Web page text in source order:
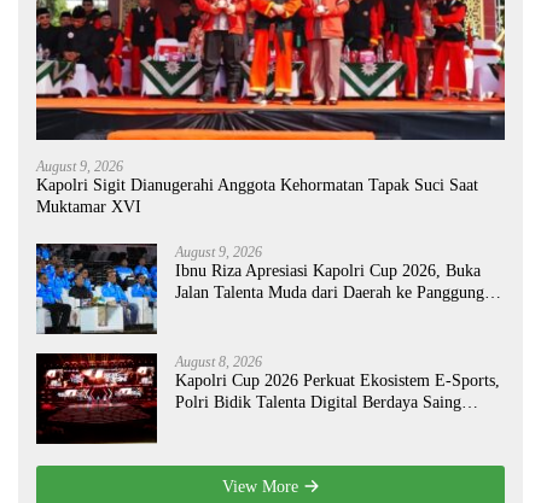
August 9, 2026
Kapolri Sigit Dianugerahi Anggota Kehormatan Tapak Suci Saat
Muktamar XVI
August 9, 2026
Ibnu Riza Apresiasi Kapolri Cup 2026, Buka
Jalan Talenta Muda dari Daerah ke Panggung
August 8, 2026
Kapolri Cup 2026 Perkuat Ekosistem E-Sports,
Polri Bidik Talenta Digital Berdaya Saing
View More